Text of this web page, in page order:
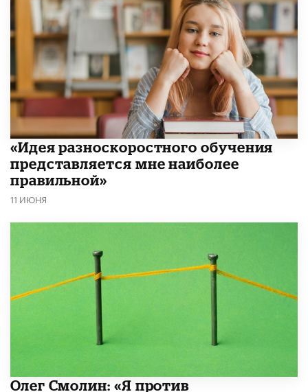
«Идея разноскоростного обучения
представляется мне наиболее
правильной»
11 ИЮНЯ
Олег Смолин: «Я против